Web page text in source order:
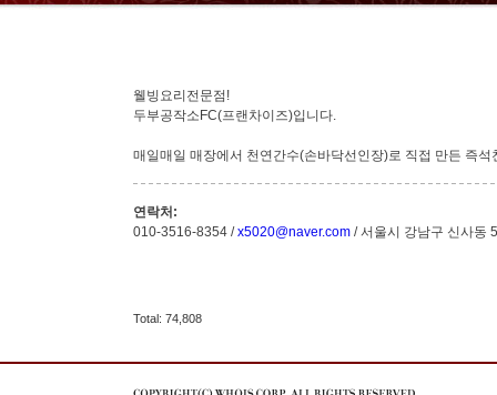
웰빙요리전문점!
두부공작소FC(프랜차이즈)입니다.
매일매일 매장에서 천연간수(손바닥선인장)로 직접 만든 즉
연락처:
010-3516-8354 /x5020@naver.com / 서울시 강남구 신사동
Total: 74,808